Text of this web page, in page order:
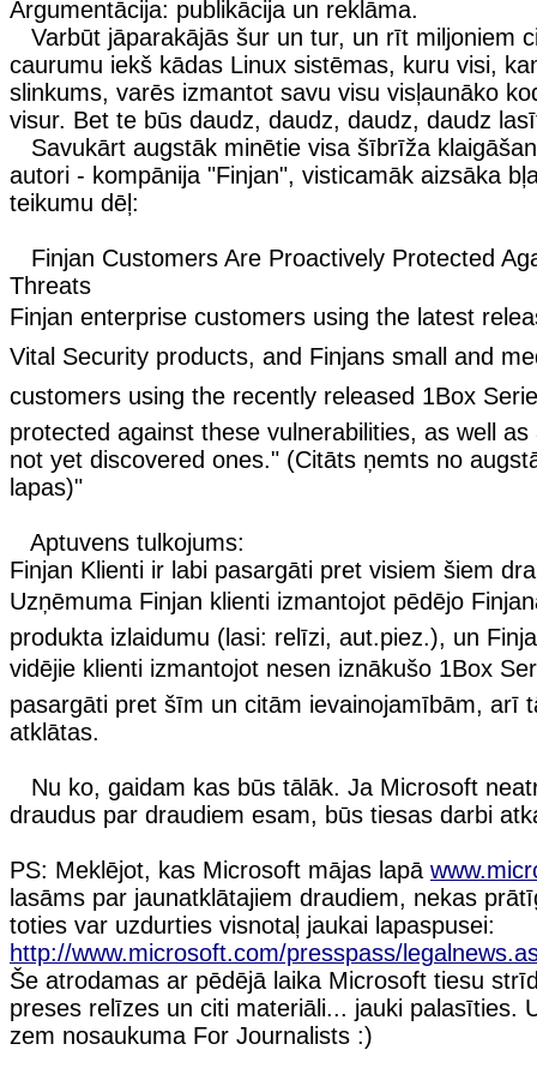
Argumentācija: publikācija un reklāma.
Varbūt jāparakājās šur un tur, un rīt miljoniem
caurumu iekš kādas Linux sistēmas, kuru visi,
slinkums, varēs izmantot savu visu visļaunāko
visur. Bet te būs daudz, daudz, daudz, daudz
Savukārt augstāk minētie visa šībrīža
autori - kompānija "Finjan", visticamāk aizsāka
teikumu dēļ:
Finjan Customers Are Proactively Protected
Threats
Finjan enterprise customers using the latest
Vital Security products, and Finjans small and
customers using the recently released 1Box
protected against these vulnerabilities, as well
not yet discovered ones." (Citāts ņemts no
lapas)"
Aptuvens tulkojums:
Finjan Klienti ir labi pasargāti pret visiem šiem
Uzņēmuma Finjan klienti izmantojot pēdējo
produkta izlaidumu (lasi: relīzi, aut.piez.), un
vidējie klienti izmantojot nesen iznākušo 1Box
pasargāti pret šīm un citām ievainojamībām, arī
atklātas.
Nu ko, gaidam kas būs tālāk. Ja Microsoft
draudus par draudiem esam, būs tiesas darbi
PS: Meklējot, kas Microsoft mājas lapā
lasāms par jaunatklātajiem draudiem, nekas
toties var uzdurties visnotaļ jaukai lapaspusei:
http://www.microsoft.com/presspass/
Še atrodamas ar pēdējā laika Microsoft tiesu
preses relīzes un citi materiāli... jauki palasīties.
zem nosaukuma For Journalists :)